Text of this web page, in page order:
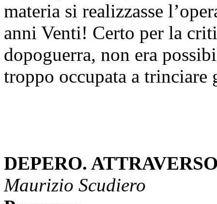
materia si realizzasse
anni Venti! Certo per la
dopoguerra, non era
troppo occupata a
DEPERO.
Maurizio Scudiero